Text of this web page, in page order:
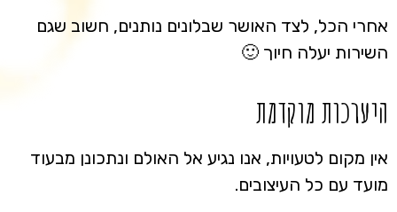
אחרי הכל, לצד האושר שבלונים נותנים, חשוב שגם
השירות יעלה חיוך 🙂
היערכות מוקדמת
אין מקום לטעויות, אנו נגיע אל האולם ונתכונן מבעוד
מועד עם כל העיצובים.